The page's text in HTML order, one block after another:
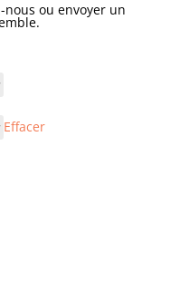
nous ou envoyer un
Effacer